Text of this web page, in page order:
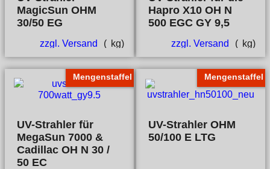
MagicSun OHM
30/50 EG
zzgl. Versand kg
Hapro X10 OH N
500 EGC GY 9,5
zzgl. Versand kg
Mengenstaffel
UV-Strahler für
MegaSun 7000 &
Cadillac OH N 30 /
50 EC
Mengenstaffel
UV-Strahler OHM
50/100 E LTG